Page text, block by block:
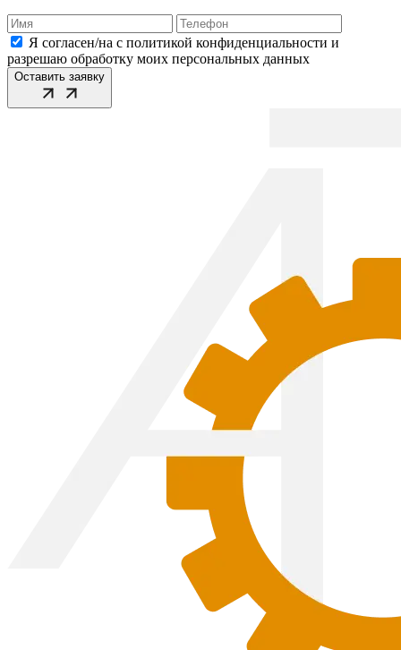
Я согласен/на с политикой конфиденциальности и
разрешаю обработку моих персональных данных
Оставить заявку